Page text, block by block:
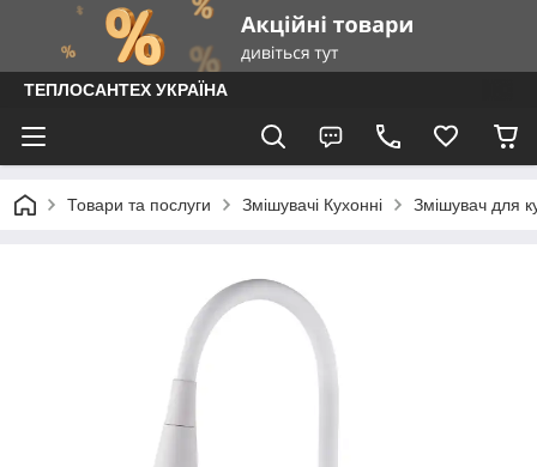
ТЕПЛОСАНТЕХ УКРАЇНА
Товари та послуги Змішувачі Кухонні Змішувач для